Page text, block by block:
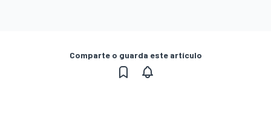
Comparte o guarda este artículo